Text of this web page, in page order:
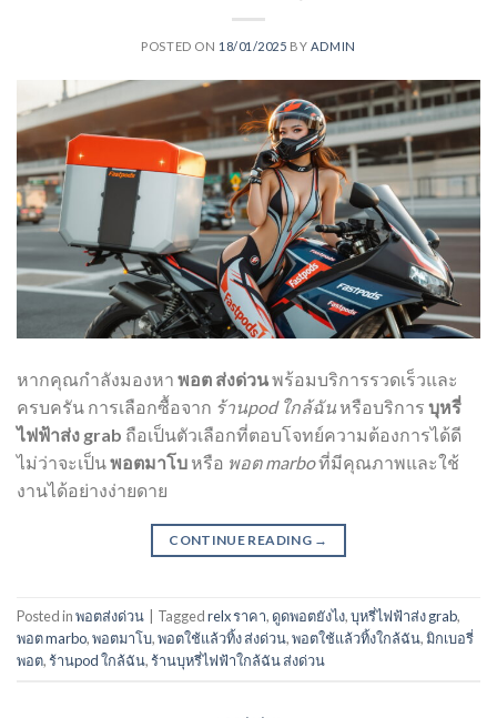
POSTED ON 18/01/2025 BY ADMIN
หากคุณกำลังมองหา พอต ส่งด่วนพร้อมบริการรวดเร็วและ
ครบครัน การเลือกซื้อจาก ร้านpod ใกล้ฉัน หรือบริการ บุหรี่
ไฟฟ้าส่ง grab ถือเป็นตัวเลือกที่ตอบโจทย์ความต้องการได้ดี
ไม่ว่าจะเป็นพอตมาโบ หรือ พอต marboที่มีคุณภาพและใช้
งานได้อย่างง่ายดาย
CONTINUE READING →
Posted inพอตส่งด่วน Taggedrelx ราคา, ดูดพอตยังไง,บุหรี่ไฟฟ้าส่ง grab,
พอต marbo,พอตมาโบ,พอตใช้แล้วทิ้ง ส่งด่วน,พอตใช้แล้วทิ้งใกล้ฉัน,มิกเบอรี่
พอต,ร้านpod ใกล้ฉัน,ร้านบุหรี่ไฟฟ้าใกล้ฉัน ส่งด่วน